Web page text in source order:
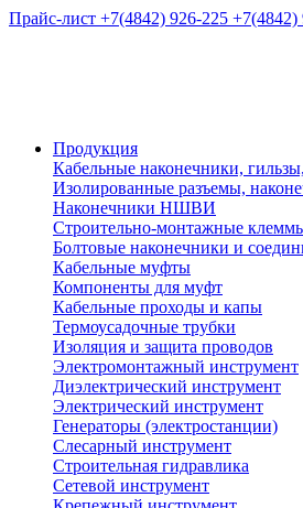
Прайс-лист +7(4842) 926-225 +7(4842)
Продукция
Кабельные наконечники,
Изолированные разъемы,
Наконечники НШВИ
Строительно-монтажные
Болтовые наконечники и
Кабельные муфты
Компоненты для муфт
Кабельные проходы и капы
Термоусадочные трубки
Изоляция и защита проводов
Электромонтажный инструмент
Диэлектрический инструмент
Электрический инструмент
Генераторы (электростанции)
Слесарный инструмент
Строительная гидравлика
Сетевой инструмент